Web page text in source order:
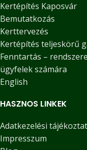
Kertépítés Kaposvár
Bemutatkozás
Kerttervezés
Kertépítés teljeskörű
Fenntartás –
ügyfelek számára
English
HASZNOS LINKEK
Adatkezelési
Impresszum